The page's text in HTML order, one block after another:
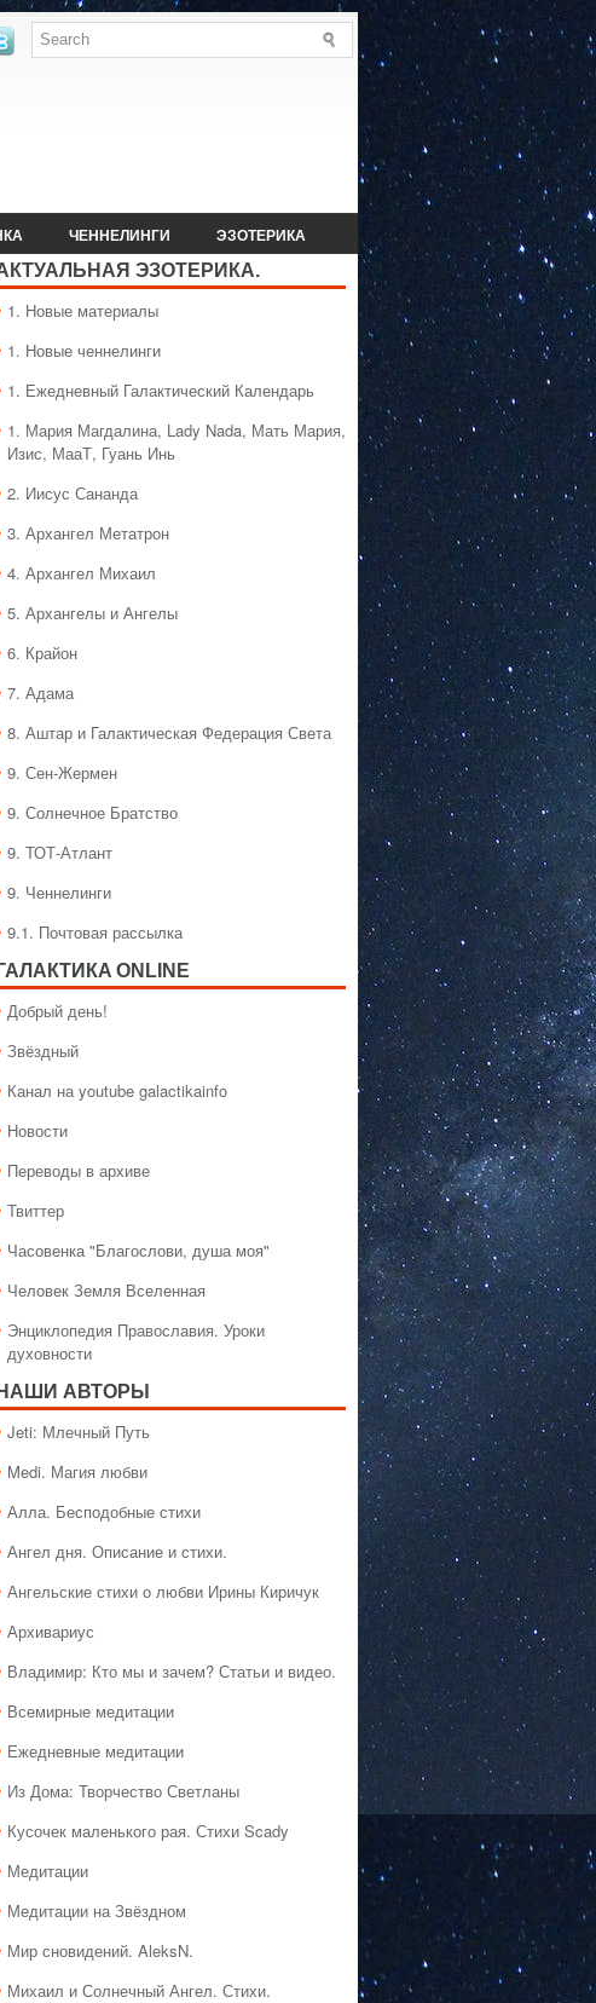
ЧЕННЕЛИНГИ ЭЗОТЕРИКА
ЭЗОТЕРИКА.
1. Hовые материалы
1. Hовые ченнелинги
1. Ежедневный Галактический Календарь
1. Мария Магдалина, Lady Nada, Мать Мария,
Изис, МааТ, Гуань Инь
2. Иисус Сананда
3. Архангел Метатрон
4. Архангел Михаил
5. Архангелы и Ангелы
6. Крайон
7. Адама
8. Аштар и Галактическая Федерация Света
9. Сен-Жермен
9. Солнечное Братство
9. ТОТ-Атлант
9. Ченнелинги
9.1. Почтовая рассылка
ГАЛАКТИКA ONLINE
Добрый день!
Звёздный
Канал на youtube galactikainfo
Новости
Переводы в архиве
Твиттер
Часовенка "Благослови, душа моя"
Человек Земля Вселенная
Энциклопедия Православия. Уроки
духовности
НАШИ АВТОРЫ
Jeti: Млечный Путь
Medi. Магия любви
Алла. Бесподобные стихи
Ангел дня. Описание и стихи.
Ангельские стихи о любви Ирины Киричук
Архивариус
Владимир: Кто мы и зачем? Статьи и видео.
Всемирные медитации
Ежедневные медитации
Из Дома: Творчество Светланы
Кусочек маленького рая. Стихи Scady
Медитации
Медитации на Звёздном
Мир сновидений. AleksN.
Михаил и Солнечный Ангел. Стихи.